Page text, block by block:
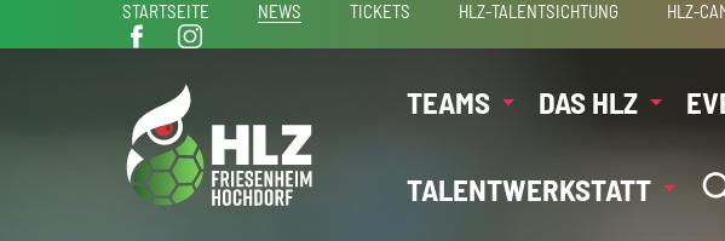
STARTSEITE NEWS TICKETS HLZ-TALENTSICHTUNG HLZ-
TEAMS DAS HLZ
TALENTWERKSTATT